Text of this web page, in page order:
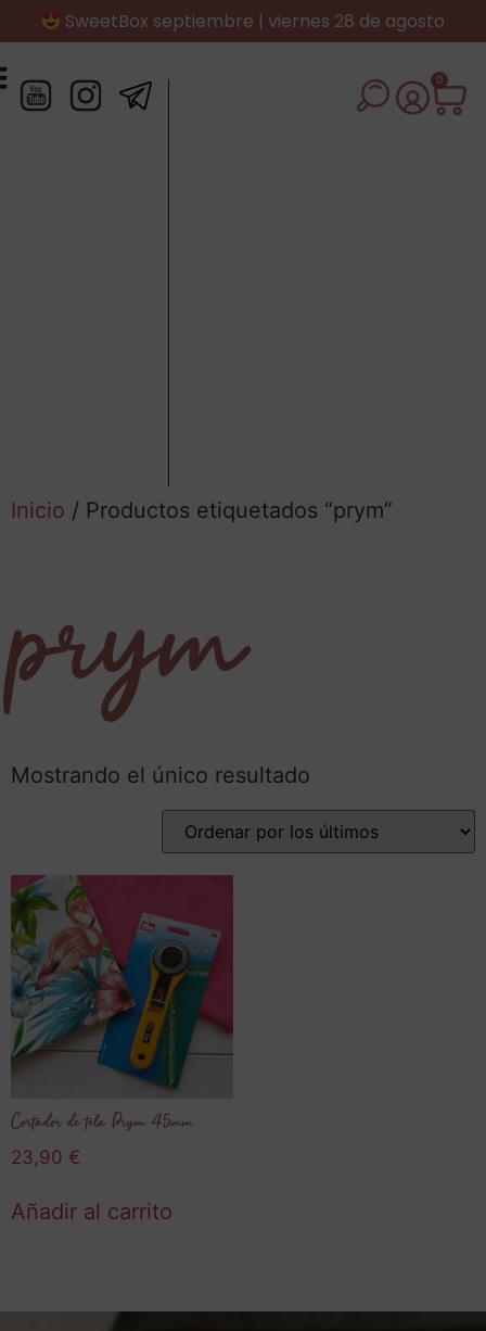
SweetBox septiembre | viernes 28 de agosto
0
Inicio / Productos etiquetados “prym”
prym
Mostrando el único resultado
Cortador de tela Prym 45mm
23,90 €
Añadir al carrito